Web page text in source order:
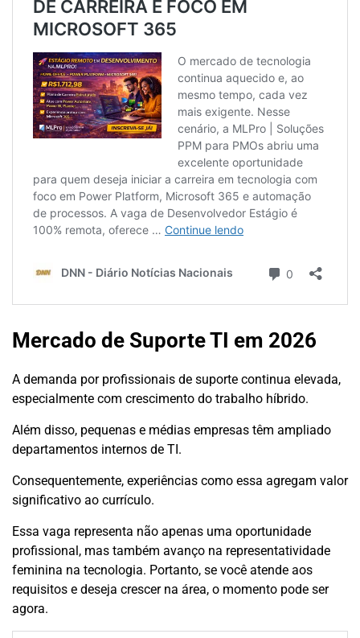
Mercado de Suporte TI em 2026
A demanda por profissionais de suporte continua elevada,
especialmente com crescimento do trabalho híbrido.
Além disso, pequenas e médias empresas têm ampliado
departamentos internos de TI.
Consequentemente, experiências como essa agregam valor
significativo ao currículo.
Essa vaga representa não apenas uma oportunidade
profissional, mas também avanço na representatividade
feminina na tecnologia. Portanto, se você atende aos
requisitos e deseja crescer na área, o momento pode ser
agora.